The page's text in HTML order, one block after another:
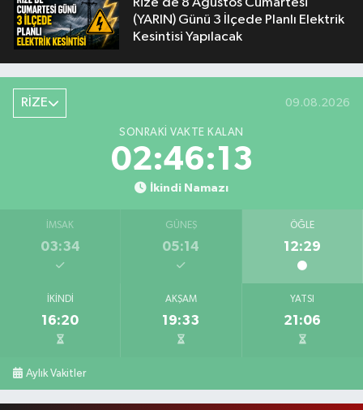
Rize’de 8 Ağustos Cumartesi
(YARIN) Günü 3 İlçede Planlı Elektrik
Kesintisi Yapılacak
RİZE 09.08.2026
SONRAKI VAKTE KALAN
02:46:12
İkindi Namazı
İMSAK
03:34
GÜNEŞ
05:14
ÖĞLE
12:29
İKINDI
16:20
AKŞAM
19:33
YATSI
21:06
Aylık Vakitler